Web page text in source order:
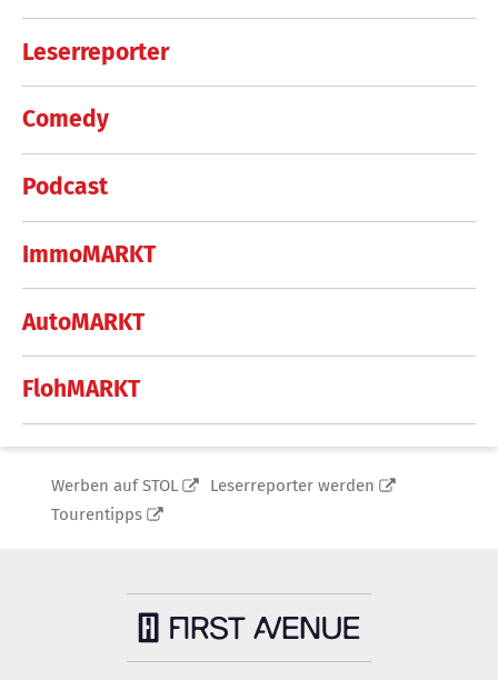
Leserreporter
Comedy
Podcast
ImmoMARKT
AutoMARKT
FlohMARKT
Werben auf STOL
Leserreporter werden
Tourentipps